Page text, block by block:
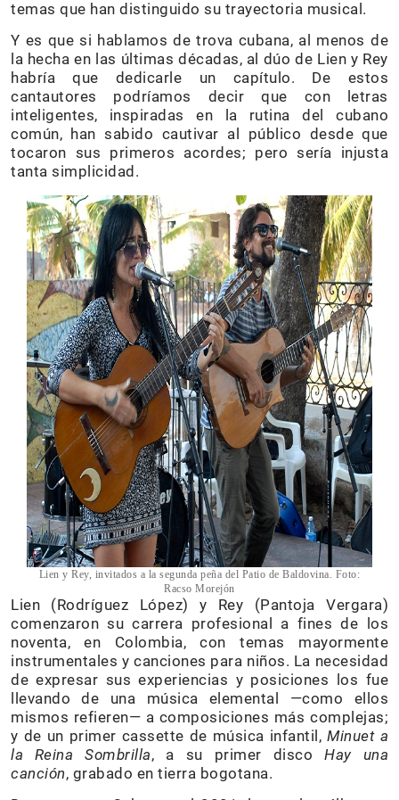
temas que han distinguido su trayectoria musical.
Y es que si hablamos de trova cubana, al menos de
la hecha en las últimas décadas, al dúo de Lien y Rey
habría que dedicarle un capítulo. De estos
cantautores podríamos decir que con letras
inteligentes, inspiradas en la rutina del cubano
común, han sabido cautivar al público desde que
tocaron sus primeros acordes; pero sería injusta
tanta simplicidad.
Lien y Rey, invitados a la segunda peña del Patio de Baldovina. Foto:
Racso Morejón
Lien (Rodríguez López) y Rey (Pantoja Vergara)
comenzaron su carrera profesional a fines de los
noventa, en Colombia, con temas mayormente
instrumentales y canciones para niños. La necesidad
de expresar sus experiencias y posiciones los fue
llevando de una música elemental —como ellos
mismos refieren— a composiciones más complejas;
y de un primer cassette de música infantil,Minuet a
la Reina Sombrilla, a su primer discoHay una
canción, grabado en tierra bogotana.